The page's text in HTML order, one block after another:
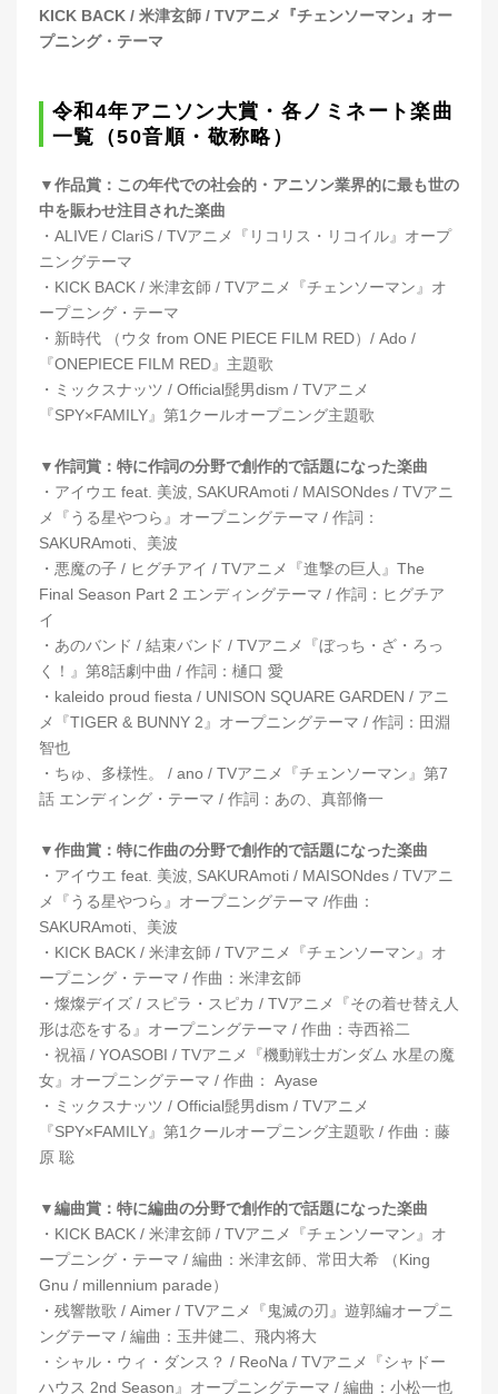
KICK BACK / 米津玄師 / TVアニメ『チェンソーマン』オー
プニング・テーマ
令和4年アニソン大賞・各ノミネート楽曲
一覧（50音順・敬称略）
▼作品賞：この年代での社会的・アニソン業界的に最も世の
中を賑わせ注目された楽曲
・ALIVE / ClariS / TVアニメ『リコリス・リコイル』オープ
ニングテーマ
・KICK BACK / 米津玄師 / TVアニメ『チェンソーマン』オ
ープニング・テーマ
・新時代 （ウタ from ONE PIECE FILM RED）/ Ado /
『ONEPIECE FILM RED』主題歌
・ミックスナッツ / Official髭男dism / TVアニメ
『SPY×FAMILY』第1クールオープニング主題歌
▼作詞賞：特に作詞の分野で創作的で話題になった楽曲
・アイウエ feat. 美波, SAKURAmoti / MAISONdes / TVアニ
メ『うる星やつら』オープニングテーマ / 作詞：
SAKURAmoti、美波
・悪魔の子 / ヒグチアイ / TVアニメ『進撃の巨人』The
Final Season Part 2 エンディングテーマ / 作詞：ヒグチア
イ
・あのバンド / 結束バンド / TVアニメ『ぼっち・ざ・ろっ
く！』第8話劇中曲 / 作詞：樋口 愛
・kaleido proud fiesta / UNISON SQUARE GARDEN / アニ
メ『TIGER & BUNNY 2』オープニングテーマ / 作詞：田淵
智也
・ちゅ、多様性。 / ano / TVアニメ『チェンソーマン』第7
話 エンディング・テーマ / 作詞：あの、真部脩一
▼作曲賞：特に作曲の分野で創作的で話題になった楽曲
・アイウエ feat. 美波, SAKURAmoti / MAISONdes / TVアニ
メ『うる星やつら』オープニングテーマ /作曲：
SAKURAmoti、美波
・KICK BACK / 米津玄師 / TVアニメ『チェンソーマン』オ
ープニング・テーマ / 作曲：米津玄師
・燦燦デイズ / スピラ・スピカ / TVアニメ『その着せ替え人
形は恋をする』オープニングテーマ / 作曲：寺西裕二
・祝福 / YOASOBI / TVアニメ『機動戦士ガンダム 水星の魔
女』オープニングテーマ / 作曲： Ayase
・ミックスナッツ / Official髭男dism / TVアニメ
『SPY×FAMILY』第1クールオープニング主題歌 / 作曲：藤
原 聡
▼編曲賞：特に編曲の分野で創作的で話題になった楽曲
・KICK BACK / 米津玄師 / TVアニメ『チェンソーマン』オ
ープニング・テーマ / 編曲：米津玄師、常田大希 （King
Gnu / millennium parade）
・残響散歌 / Aimer / TVアニメ『鬼滅の刃』遊郭編オープニ
ングテーマ / 編曲：玉井健二、飛内将大
・シャル・ウィ・ダンス？ / ReoNa / TVアニメ『シャドー
ハウス 2nd Season』オープニングテーマ / 編曲：小松一也